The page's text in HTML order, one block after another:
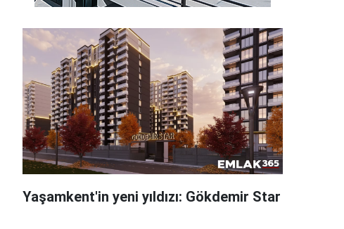
Yaşamkent'in yeni yıldızı: Gökdemir Star